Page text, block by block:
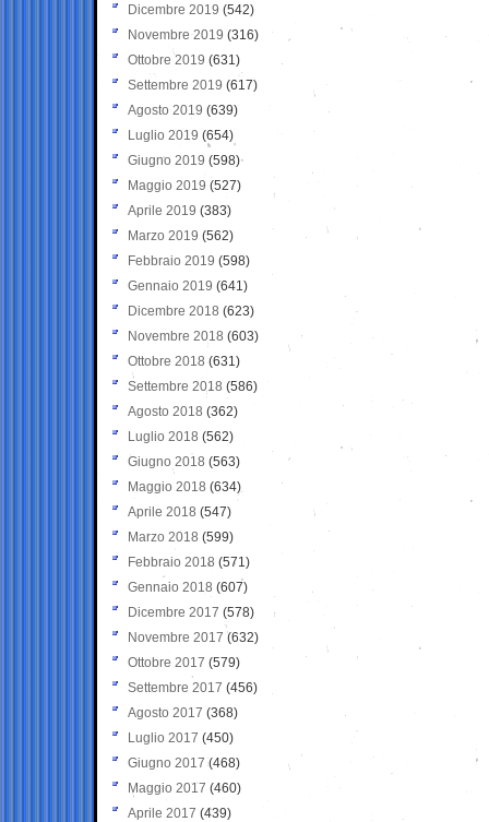
Dicembre 2019 (542)
Novembre 2019 (316)
Ottobre 2019 (631)
Settembre 2019 (617)
Agosto 2019 (639)
Luglio 2019 (654)
Giugno 2019 (598)
Maggio 2019 (527)
Aprile 2019 (383)
Marzo 2019 (562)
Febbraio 2019 (598)
Gennaio 2019 (641)
Dicembre 2018 (623)
Novembre 2018 (603)
Ottobre 2018 (631)
Settembre 2018 (586)
Agosto 2018 (362)
Luglio 2018 (562)
Giugno 2018 (563)
Maggio 2018 (634)
Aprile 2018 (547)
Marzo 2018 (599)
Febbraio 2018 (571)
Gennaio 2018 (607)
Dicembre 2017 (578)
Novembre 2017 (632)
Ottobre 2017 (579)
Settembre 2017 (456)
Agosto 2017 (368)
Luglio 2017 (450)
Giugno 2017 (468)
Maggio 2017 (460)
Aprile 2017 (439)